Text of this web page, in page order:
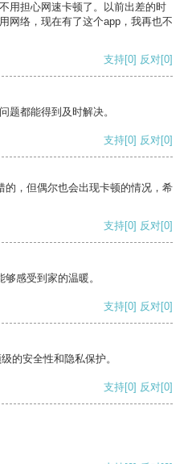
用担心网速卡顿了。以前出差的时
网络，现在有了这个app，我再也不
支持[0] 反对[0]
题都能得到及时解决。
支持[0] 反对[0]
的，但偶尔也会出现卡顿的情况，希
支持[0] 反对[0]
感受到家的温暖。
支持[0] 反对[0]
的安全性和隐私保护。
支持[0] 反对[0]